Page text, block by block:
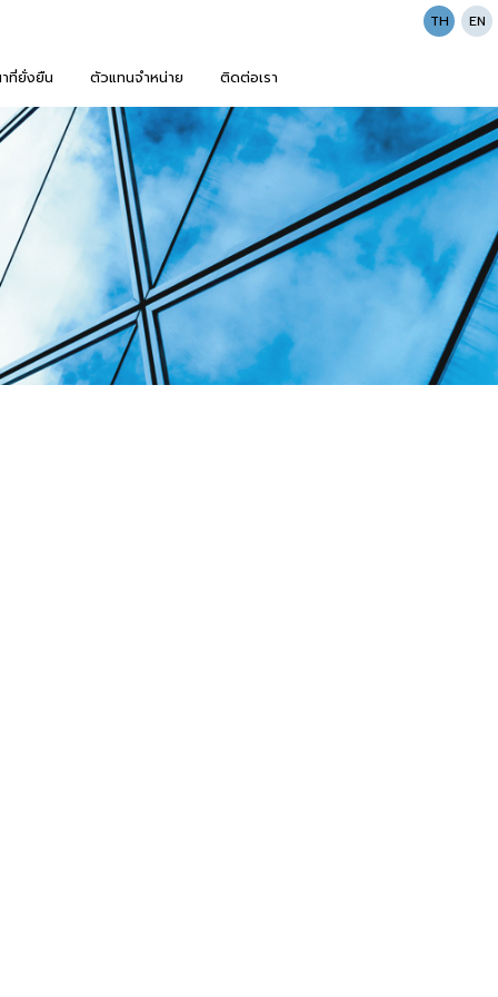
ที่ยั่งยืน ตัวแทนจำหน่าย ติดต่อเรา
TH EN